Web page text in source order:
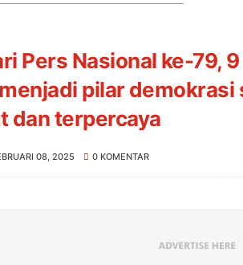
Pers Nasional ke-79,
pilar
dan terpercaya
08, 2025 0 KOMENTAR